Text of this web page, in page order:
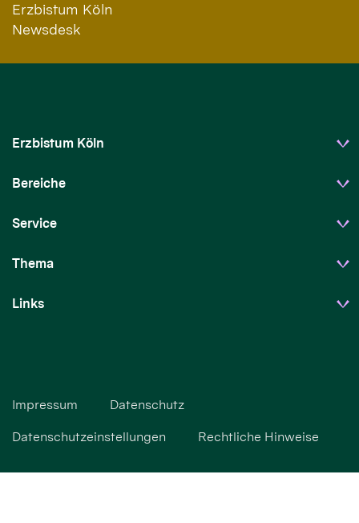
Erzbistum Köln
Newsdesk
Erzbistum Köln
Bereiche
Service
Thema
Links
Impressum Datenschutz
Datenschutzeinstellungen Rechtliche Hinweise